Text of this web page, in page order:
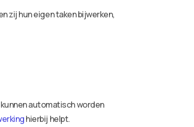
zij hun eigen taken bijwerken,
automatisch worden
hierbij helpt.